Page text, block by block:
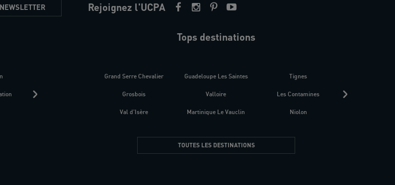
Rejoignez l'UCPA
Trek-Randonnée pédestre
Parapente
Plongée
Tops destinations
Grand Serre Chevalier
Grosbois
Val d'Isère
Guadeloupe Les Saintes
Valloire
Martinique Le Vauclin
Tignes
Les Contamines
Niolon
TOUTES LES DESTINATIONS